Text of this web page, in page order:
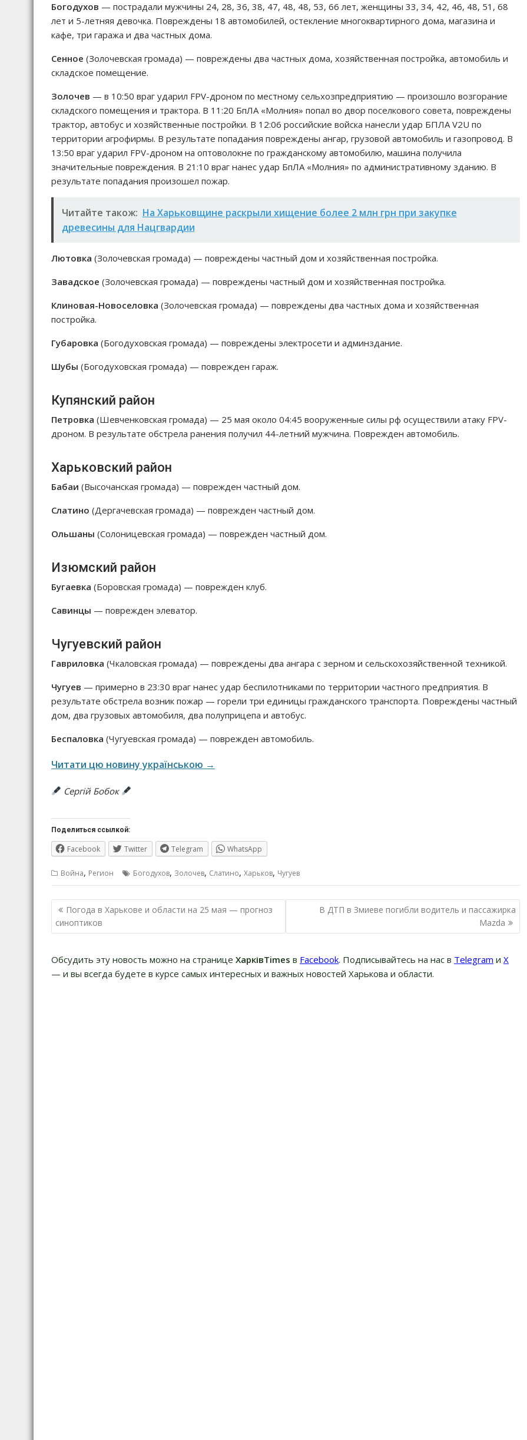
Богодухов — пострадали мужчины 24, 28, 36, 38, 47, 48, 48, 53, 66 лет, женщины 33, 34, 42, 46, 48, 51, 68
лет и 5-летняя девочка. Повреждены 18 автомобилей, остекление многоквартирного дома, магазина и
кафе, три гаража и два частных дома.
Сенное (Золочевская громада) — повреждены два частных дома, хозяйственная постройка, автомобиль и
складское помещение.
Золочев — в 10:50 враг ударил FPV-дроном по местному сельхозпредприятию — произошло возгорание
складского помещения и трактора. В 11:20 БпЛА «Молния» попал во двор поселкового совета, повреждены
трактор, автобус и хозяйственные постройки. В 12:06 российские войска нанесли удар БПЛА V2U по
территории агрофирмы. В результате попадания повреждены ангар, грузовой автомобиль и газопровод. В
13:50 враг ударил FPV-дроном на оптоволокне по гражданскому автомобилю, машина получила
значительные повреждения. В 21:10 враг нанес удар БпЛА «Молния» по административному зданию. В
результате попадания произошел пожар.
Читайте також: На Харьковщине раскрыли хищение более 2 млн грн при закупке
древесины для Нацгвардии
Лютовка (Золочевская громада) — повреждены частный дом и хозяйственная постройка.
Завадское (Золочевская громада) — повреждены частный дом и хозяйственная постройка.
Клиновая-Новоселовка (Золочевская громада) — повреждены два частных дома и хозяйственная
постройка.
Губаровка (Богодуховская громада) — повреждены электросети и админздание.
Шубы (Богодуховская громада) — поврежден гараж.
Купянский район
Петровка (Шевченковская громада) — 25 мая около 04:45 вооруженные силы рф осуществили атаку FPV-
дроном. В результате обстрела ранения получил 44-летний мужчина. Поврежден автомобиль.
Харьковский район
Бабаи (Высочанская громада) — поврежден частный дом.
Слатино (Дергачевская громада) — поврежден частный дом.
Ольшаны (Солоницевская громада) — поврежден частный дом.
Изюмский район
Бугаевка (Боровская громада) — поврежден клуб.
Савинцы — поврежден элеватор.
Чугуевский район
Гавриловка (Чкаловская громада) — повреждены два ангара с зерном и сельскохозяйственной техникой.
Чугуев — примерно в 23:30 враг нанес удар беспилотниками по территории частного предприятия. В
результате обстрела возник пожар — горели три единицы гражданского транспорта. Повреждены частный
дом, два грузовых автомобиля, два полуприцепа и автобус.
Беспаловка (Чугуевская громада) — поврежден автомобиль.
Читати цю новину українською →
Сергій Бобок
Поделиться ссылкой:
Facebook Twitter Telegram WhatsApp
Война, Регион Богодухов, Золочев, Слатино, Харьков, Чугуев
Навигация
по
записям
Погода в Харькове и области на 25 мая — прогноз
синоптиков
В ДТП в Змиеве погибли водитель и пассажирка
Mazda
Обсудить эту новость можно на странице ХарківTimes в Facebook. Подписывайтесь на нас в Telegram и Х
— и вы всегда будете в курсе самых интересных и важных новостей Харькова и области.